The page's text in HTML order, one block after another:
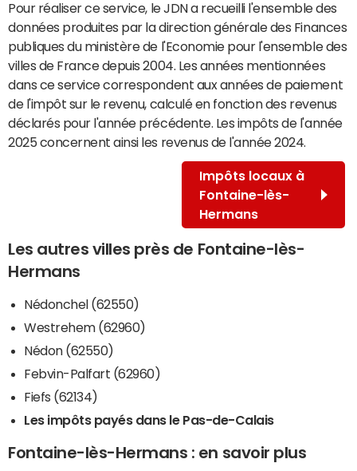
Pour réaliser ce service, le JDN a recueilli l'ensemble des
données produites par la direction générale des Finances
publiques du ministère de l'Economie pour l'ensemble des
villes de France depuis 2004. Les années mentionnées
dans ce service correspondent aux années de paiement
de l'impôt sur le revenu, calculé en fonction des revenus
déclarés pour l'année précédente. Les impôts de l'année
2025 concernent ainsi les revenus de l'année 2024.
Impôts locaux à
Fontaine-lès-
Hermans
Les autres villes près de Fontaine-lès-
Hermans
Nédonchel (62550)
Westrehem (62960)
Nédon (62550)
Febvin-Palfart (62960)
Fiefs (62134)
Les impôts payés dans le Pas-de-Calais
Fontaine-lès-Hermans : en savoir plus